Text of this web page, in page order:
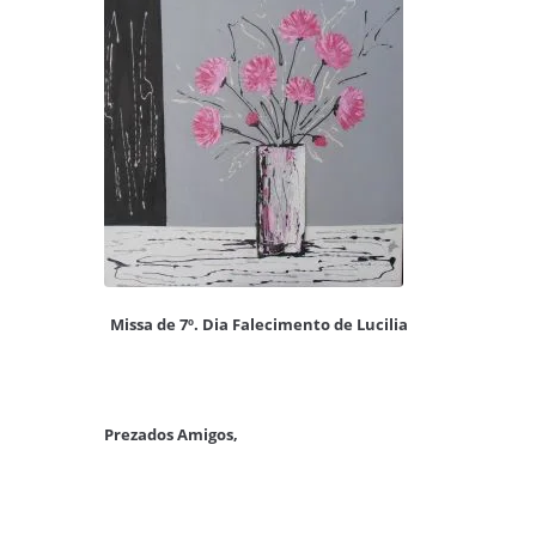
Missa de 7º. Dia Falecimento de Lucilia
Prezados Amigos,